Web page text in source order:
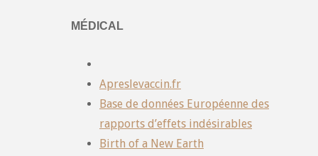
MÉDICAL
Apreslevaccin.fr
Base de données Européenne des
rapports d’effets indésirables
Birth of a New Earth